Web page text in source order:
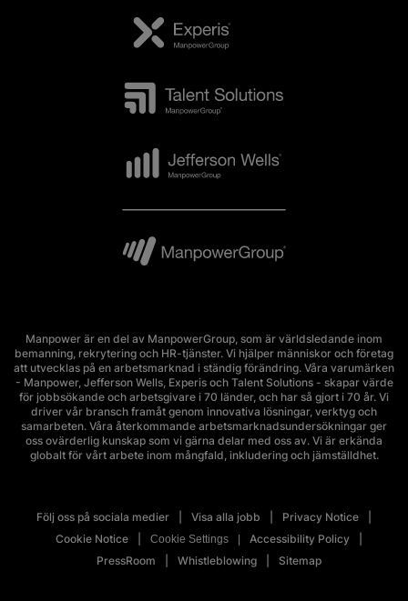
Manpower är en del av ManpowerGroup, som är världsledande inom
bemanning, rekrytering och HR-tjänster. Vi hjälper människor och företag
att utvecklas på en arbetsmarknad i ständig förändring. Våra varumärken
- Manpower, Jefferson Wells, Experis och Talent Solutions - skapar värde
för jobbsökande och arbetsgivare i 70 länder, och har så gjort i 70 år. Vi
driver vår bransch framåt genom innovativa lösningar, verktyg och
samarbeten. Våra återkommande arbetsmarknadsundersökningar ger
oss ovärderlig kunskap som vi gärna delar med oss av. Vi är erkända
globalt för vårt arbete inom mångfald, inkludering och jämställdhet.
Följ oss på sociala medier Visa alla jobb
Privacy Notice
Cookie Notice
Cookie Settings
Accessibility Policy
PressRoom
Whistleblowing Sitemap